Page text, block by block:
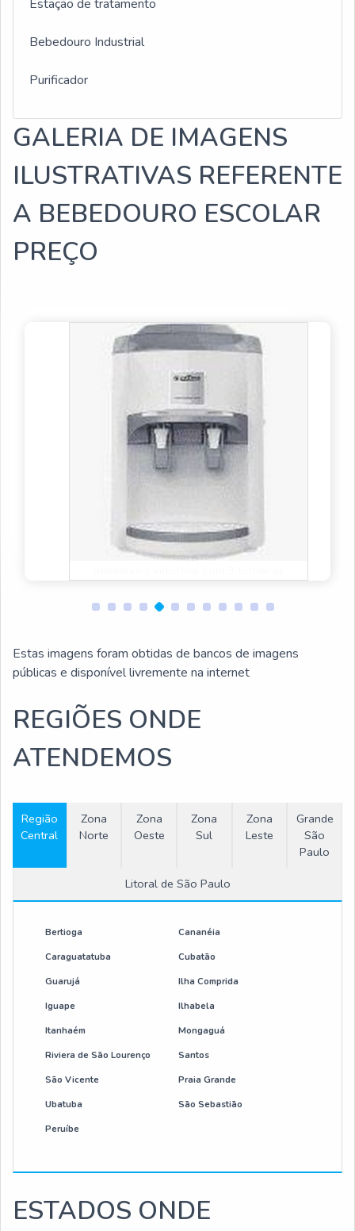
Estação de tratamento
Bebedouro Industrial
Purificador
GALERIA DE IMAGENS
ILUSTRATIVAS REFERENTE
A BEBEDOURO ESCOLAR
PREÇO
Estas imagens foram obtidas de bancos de imagens
públicas e disponível livremente na internet
REGIÕES ONDE
ATENDEMOS
Região
Central
Zona
Norte
Zona
Oeste
Zona
Sul
Zona
Leste
Grande
São
Paulo
Litoral de São Paulo
Bertioga Cananéia
Caraguatatuba Cubatão
Guarujá Ilha Comprida
Iguape Ilhabela
Itanhaém Mongaguá
Riviera de São Lourenço Santos
São Vicente Praia Grande
Ubatuba São Sebastião
Peruíbe
ESTADOS ONDE